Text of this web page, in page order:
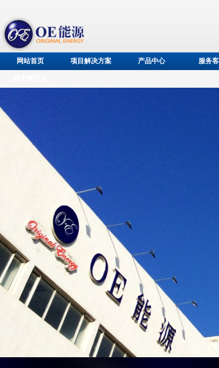
网站首页 项目解决方案 产品中心 服务